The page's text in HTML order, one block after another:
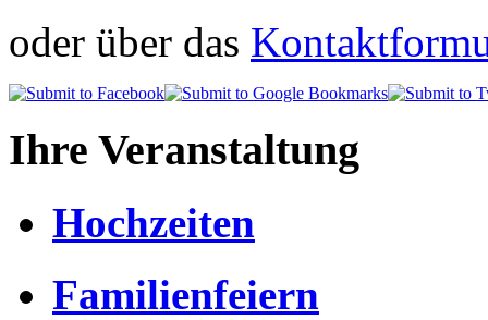
oder über das
Ihre Veranstaltung
Hochzeiten
Familienfeiern